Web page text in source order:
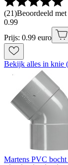
(21)Beoordeeld
0.99
Prijs: 0.99 euro
Bekijk alles in knie
Martens PVC